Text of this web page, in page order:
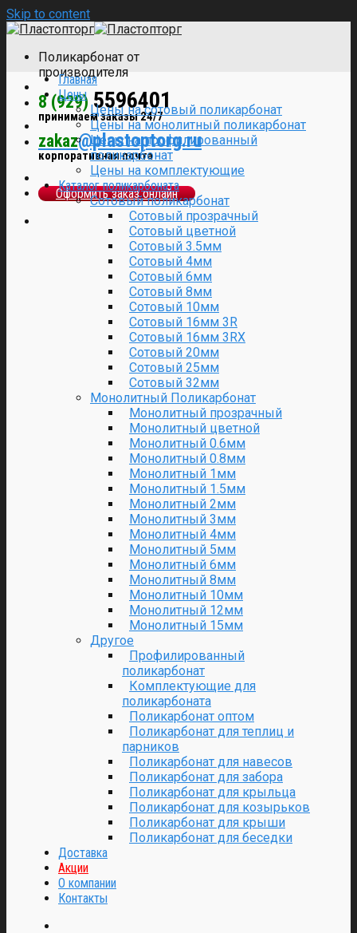
Skip to content
Поликарбонат от
производителя
8 (929)5596401
принимаем заказы 24/7
zakaz@plastoptorg.ru
корпоративная почта
Оформить заказ онлайн
Главная
Цены
Цены на сотовый поликарбонат
Цены на монолитный поликарбонат
Цены на профилированный
поликарбонат
Цены на комплектующие
Каталог поликарбоната
Сотовый поликарбонат
Сотовый прозрачный
Сотовый цветной
Сотовый 3.5мм
Сотовый 4мм
Сотовый 6мм
Сотовый 8мм
Сотовый 10мм
Сотовый 16мм 3R
Сотовый 16мм 3RX
Сотовый 20мм
Сотовый 25мм
Сотовый 32мм
Монолитный Поликарбонат
Монолитный прозрачный
Монолитный цветной
Монолитный 0.6мм
Монолитный 0.8мм
Монолитный 1мм
Монолитный 1.5мм
Монолитный 2мм
Монолитный 3мм
Монолитный 4мм
Монолитный 5мм
Монолитный 6мм
Монолитный 8мм
Монолитный 10мм
Монолитный 12мм
Монолитный 15мм
Другое
Профилированный
поликарбонат
Комплектующие для
поликарбоната
Поликарбонат оптом
Поликарбонат для теплиц и
парников
Поликарбонат для навесов
Поликарбонат для забора
Поликарбонат для крыльца
Поликарбонат для козырьков
Поликарбонат для крыши
Поликарбонат для беседки
Доставка
Акции
О компании
Контакты